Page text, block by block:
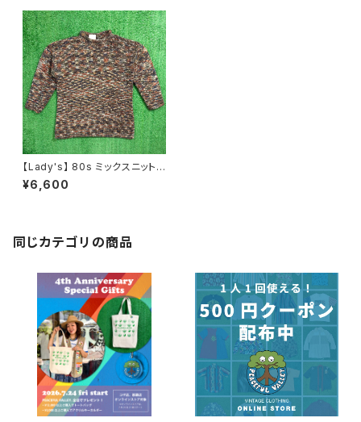
【Lady's】 80s ミックスニット
セーター / 80年代 古着 レディ
¥6,600
同じカテゴリの商品